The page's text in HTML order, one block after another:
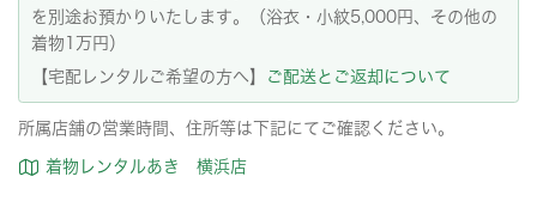
を別途お預かりいたします。（浴衣・小紋5,000円、その他の
着物1万円）
【宅配レンタルご希望の方へ】
ご配送とご返却について
所属店舗の営業時間、住所等は下記にてご確認ください。
着物レンタルあき 横浜店